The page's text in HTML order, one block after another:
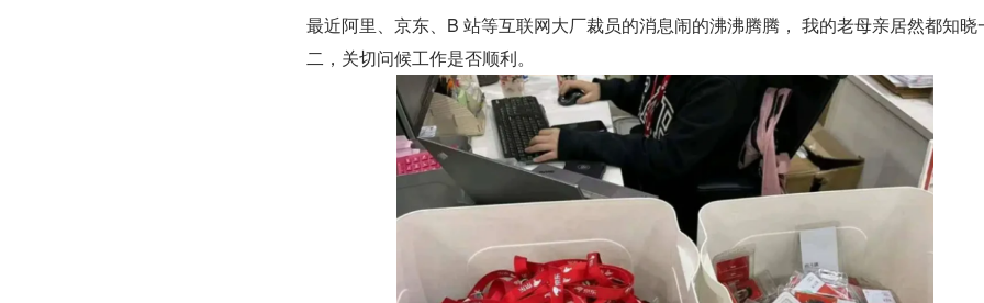
最近阿里、京东、B 站等互联网大厂裁员的消息闹的沸沸腾腾， 我的老母亲居然都知晓
二，关切问候工作是否顺利。